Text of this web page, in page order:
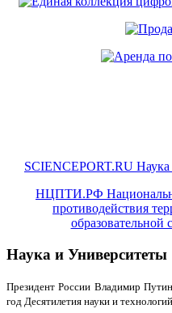
SCIENCEPORT.RU Наука
НЦПТИ.РФ
противодействия
образовательной
Наука и Университеты
Президент России Владимир
год Десятилетия науки и технологий.